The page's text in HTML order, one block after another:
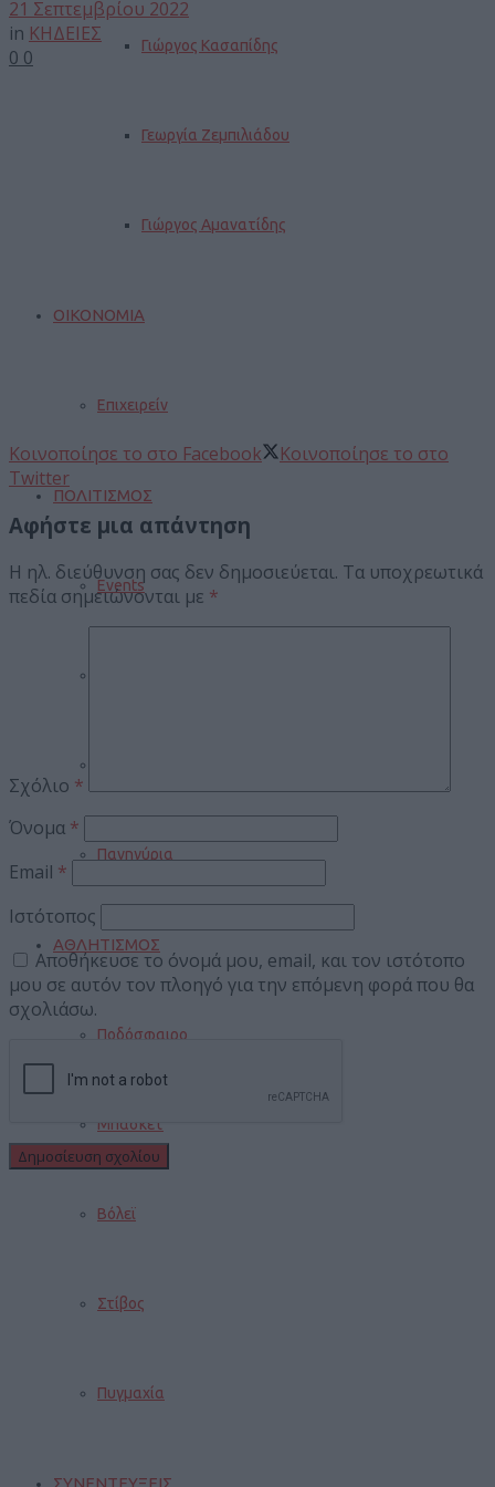
Γιώργος Κασαπίδης
Γεωργία Ζεμπιλιάδου
Γιώργος Αμανατίδης
ΟΙΚΟΝΟΜΙΑ
Επιχειρείν
ΠΟΛΙΤΙΣΜΟΣ
Events
Πανηγύρια
ΑΘΛΗΤΙΣΜΟΣ
Ποδόσφαιρο
Μπάσκετ
Βόλεϊ
Στίβος
Πυγμαχία
ΣΥΝΕΝΤΕΥΞΕΙΣ
21 Σεπτεμβρίου 2022
in ΚΗΔΕΙΕΣ
0 0
Κοινοποίησε το στο Facebook
Κοινοποίησε το στο
Twitter
Αφήστε μια απάντηση
Η ηλ. διεύθυνση σας δεν δημοσιεύεται. Τα υποχρεωτικά
πεδία σημειώνονται με *
Σχόλιο *
Όνομα *
Email *
Ιστότοπος
Αποθήκευσε το όνομά μου, email, και τον ιστότοπο
μου σε αυτόν τον πλοηγό για την επόμενη φορά που θα
σχολιάσω.